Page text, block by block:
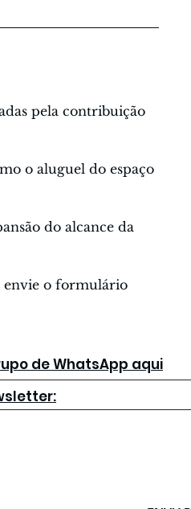
pela contribuição
o aluguel do espaço
do alcance da
o formulário
de WhatsApp aqui